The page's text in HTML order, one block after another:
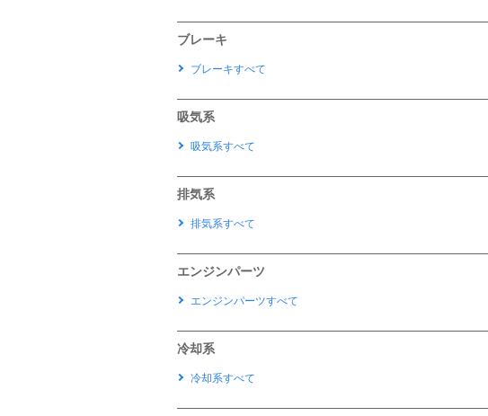
ブレーキ
ブレーキすべて
吸気系
吸気系すべて
排気系
排気系すべて
エンジンパーツ
エンジンパーツすべて
冷却系
冷却系すべて